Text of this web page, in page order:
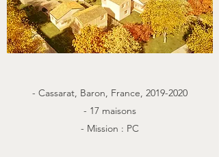
- Cassarat, Baron, France, 2019-2020
- 17 maisons
- Mission : PC